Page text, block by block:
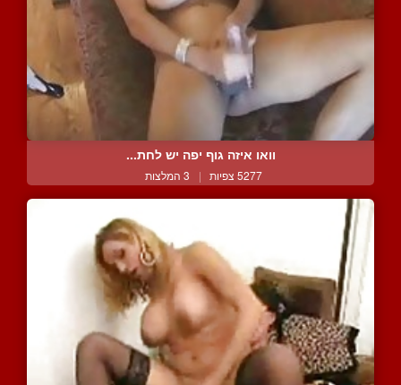
וואו איזה גוף יפה יש לחת...
5277 צפיות | 3 המלצות